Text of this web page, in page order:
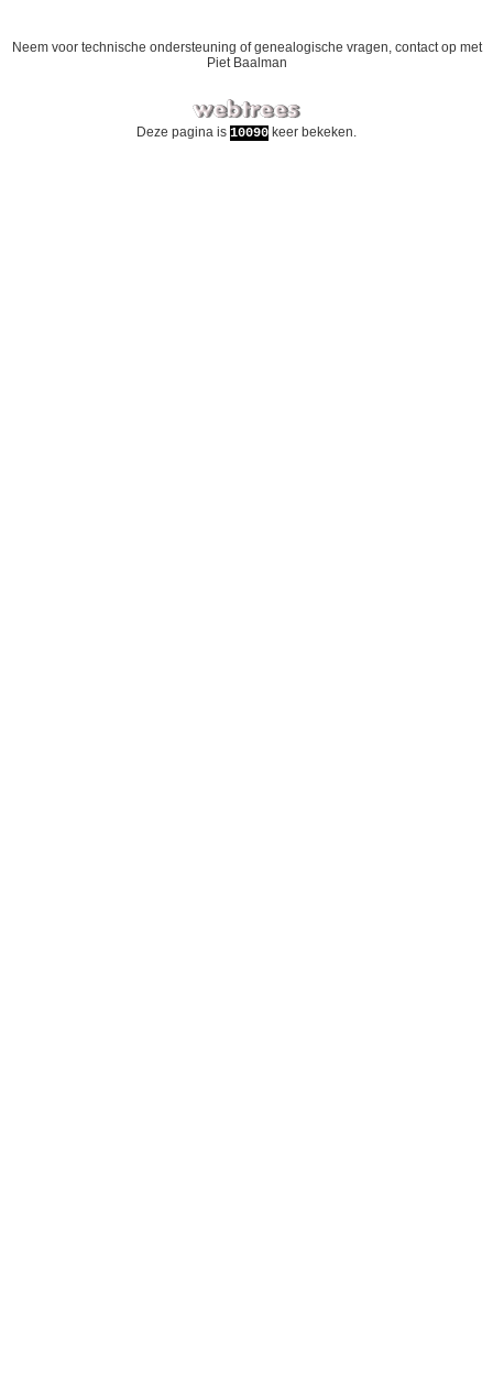
Neem voor technische ondersteuning of genealogische vragen, contact op met
Piet Baalman
Deze pagina is 10090 keer bekeken.